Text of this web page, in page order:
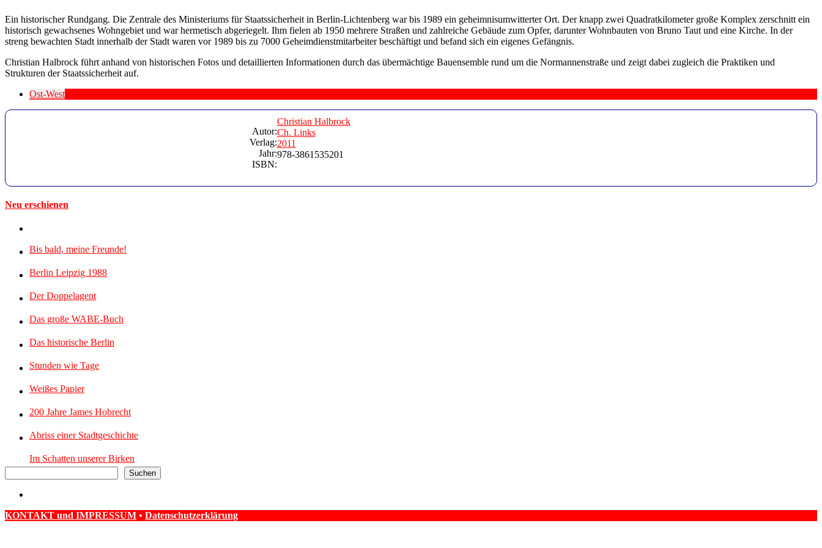
Ein historischer Rundgang. Die Zentrale des Ministeriums für Staatssicherheit in Berlin-Lichtenberg war bis 1989 ein geheimnisumwitterter Ort. Der knapp zwei Quadratkilometer große Komplex zerschnitt ein
historisch gewachsenes Wohngebiet und war hermetisch abgeriegelt. Ihm fielen ab 1950 mehrere Straßen und zahlreiche Gebäude zum Opfer, darunter Wohnbauten von Bruno Taut und eine Kirche. In der
streng bewachten Stadt innerhalb der Stadt waren vor 1989 bis zu 7000 Geheimdienstmitarbeiter beschäftigt und befand sich ein eigenes Gefängnis.
Christian Halbrock führt anhand von historischen Fotos und detaillierten Informationen durch das übermächtige Bauensemble rund um die Normannenstraße und zeigt dabei zugleich die Praktiken und
Strukturen der Staatssicherheit auf.
Ost-West
Autor:
Verlag:
Jahr:
ISBN:
Christian Halbrock
Ch. Links
2011
978-3861535201
Neu erschienen
Bis bald, meine Freunde!
Berlin Leipzig 1988
Der Doppelagent
Das große WABE-Buch
Das historische Berlin
Stunden wie Tage
Weißes Papier
200 Jahre James Hobrecht
Abriss einer Stadtgeschichte
Im Schatten unserer Birken
Suchen
KONTAKT und IMPRESSUM • Datenschutzerklärung